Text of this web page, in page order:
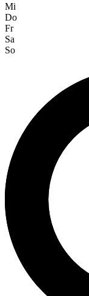
Mi
Do
Fr
Sa
So